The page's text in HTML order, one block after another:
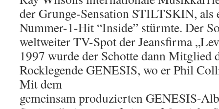
der Grunge-Sensation STILTSKIN, als
Nummer-1-Hit “Inside” stürmte. Der
weltweiter TV-Spot der Jeansfirma
1997 wurde der Schotte dann Mitglied
Rocklegende GENESIS, wo er Phil
Mit dem
gemeinsam produzierten GENESIS-